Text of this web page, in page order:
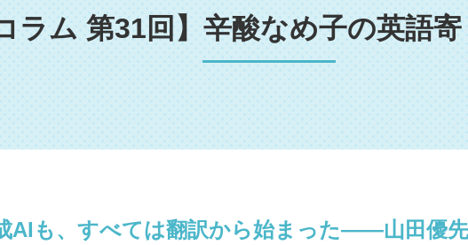
ラム 第31回】辛酸なめ子の英語
AIも、すべては翻訳から始まった――山田優先